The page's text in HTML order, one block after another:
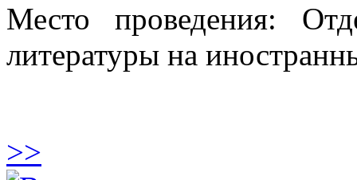
Место проведения:
литературы на
>>